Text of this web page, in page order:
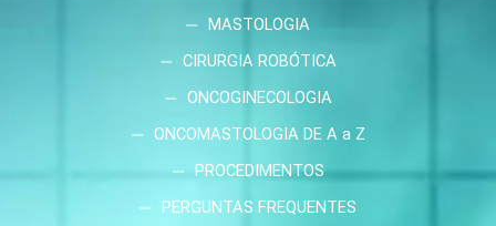
MASTOLOGIA
CIRURGIA ROBÓTICA
ONCOGINECOLOGIA
ONCOMASTOLOGIA DE A a Z
PROCEDIMENTOS
PERGUNTAS FREQUENTES